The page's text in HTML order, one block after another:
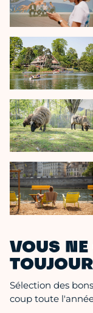
VOUS
Sélection des
coup toute